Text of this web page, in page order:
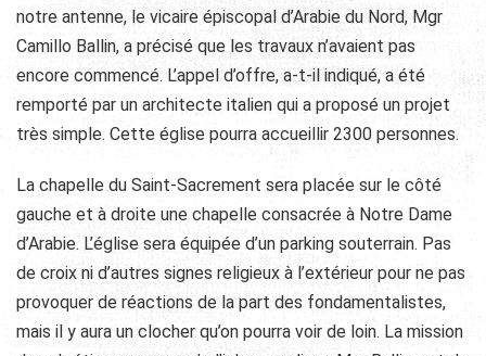
notre antenne, le vicaire épiscopal d’Arabie du Nord, Mgr
Camillo Ballin, a précisé que les travaux n’avaient pas
encore commencé. L’appel d’offre, a-t-il indiqué, a été
remporté par un architecte italien qui a proposé un projet
très simple. Cette église pourra accueillir 2300 personnes.
La chapelle du Saint-Sacrement sera placée sur le côté
gauche et à droite une chapelle consacrée à Notre Dame
d’Arabie. L’église sera équipée d’un parking souterrain. Pas
de croix ni d’autres signes religieux à l’extérieur pour ne pas
provoquer de réactions de la part des fondamentalistes,
mais il y aura un clocher qu’on pourra voir de loin. La mission